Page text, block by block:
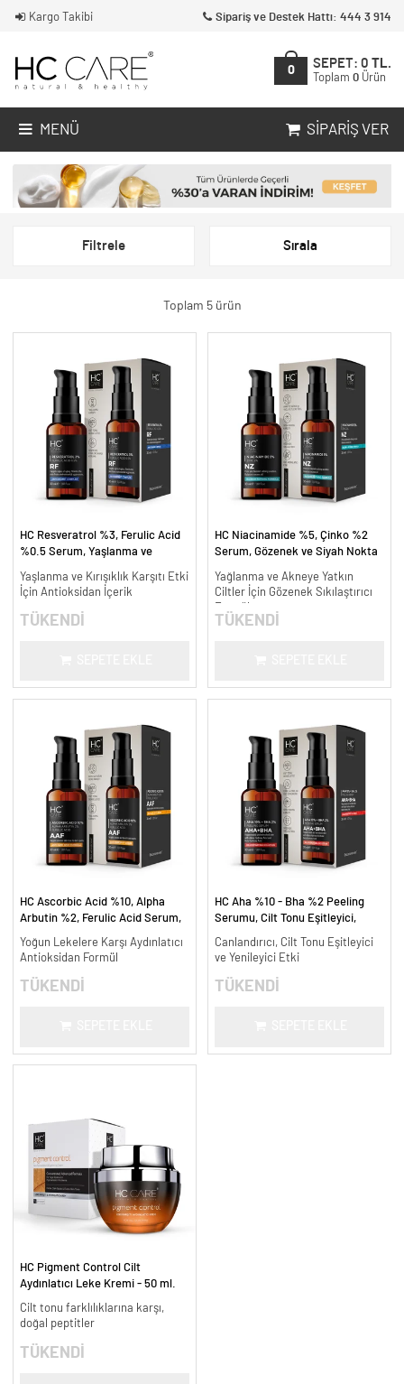
Kargo Takibi Sipariş ve Destek Hattı: 444 3 914
0
SEPET: 0 TL.
Toplam 0 Ürün
MENÜ SIPARIŞ VER
Filtrele Sırala
Toplam 5 ürün
HC Resveratrol %3, Ferulic Acid
%0.5 Serum, Yaşlanma ve
Yaşlanma ve Kırışıklık Karşıtı Etki
İçin Antioksidan İçerik
TÜKENDİ
HC Niacinamide %5, Çinko %2
Serum, Gözenek ve Siyah Nokta
30 ml.
Yağlanma ve Akneye Yatkın
Ciltler İçin Gözenek Sıkılaştırıcı
Formül
TÜKENDİ
HC Ascorbic Acid %10, Alpha
Arbutin %2, Ferulic Acid Serum,
ml.
Yoğun Lekelere Karşı Aydınlatıcı
Antioksidan Formül
TÜKENDİ
HC Aha %10 - Bha %2 Peeling
Serumu, Cilt Tonu Eşitleyici,
Canlandırıcı, Cilt Tonu Eşitleyici
ve Yenileyici Etki
TÜKENDİ
HC Pigment Control Cilt
Aydınlatıcı Leke Kremi - 50 ml.
Cilt tonu farklılıklarına karşı,
doğal peptitler
TÜKENDİ